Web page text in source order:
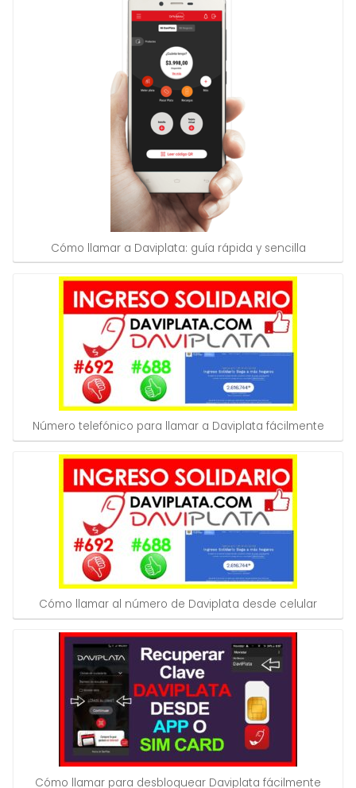
Cómo llamar a Daviplata: guía rápida y sencilla
Número telefónico para llamar a Daviplata fácilmente
Cómo llamar al número de Daviplata desde celular
Cómo llamar para desbloquear Daviplata fácilmente